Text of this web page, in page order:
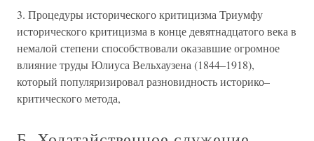
3. Процедуры исторического критицизма Триумфу
исторического критицизма в конце девятнадцатого века в
немалой степени способствовали оказавшие огромное
влияние труды Юлиуса Вельхаузена (1844–1918),
который популяризировал разновидность историко–
критического метода,